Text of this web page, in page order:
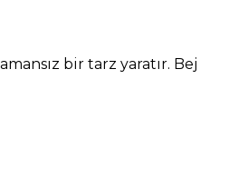
bir tarz yaratır. Bej